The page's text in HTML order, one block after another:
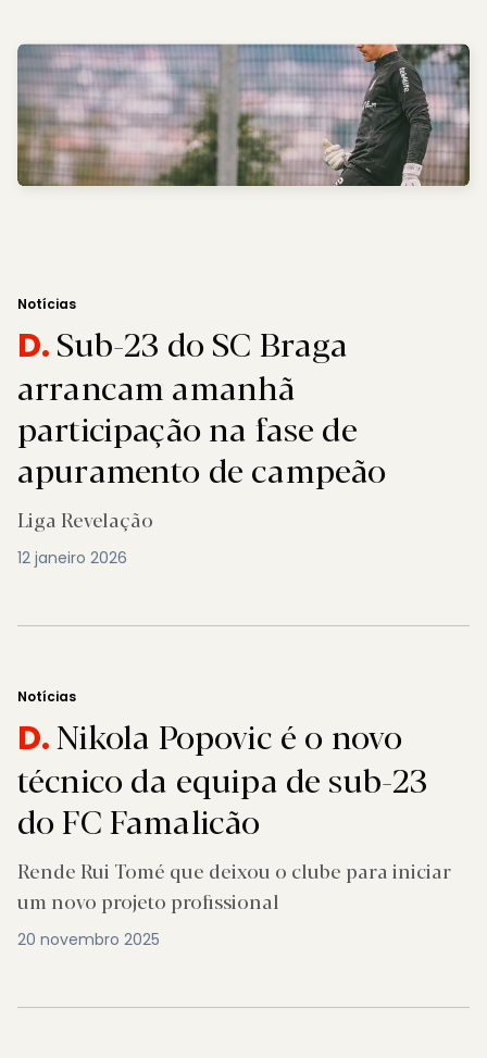
Notícias
D.Sub-23 do SC Braga
arrancam amanhã
participação na fase de
apuramento de campeão
Liga Revelação
12 janeiro 2026
Notícias
D.Nikola Popovic é o novo
técnico da equipa de sub-23
do FC Famalicão
Rende Rui Tomé que deixou o clube para iniciar
um novo projeto profissional
20 novembro 2025